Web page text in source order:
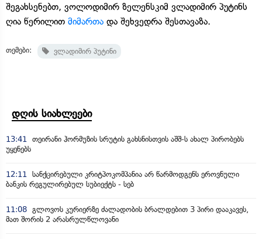
შეგახსენებთ, ვოლოდიმირ ზელენსკიმ ვლადიმირ პუტინს
ღია წერილით მიმართა და შეხვედრა შესთავაზა.
თემები: ვლადიმირ პუტინი
დღის სიახლეები
13:41
თეირანი ჰორმუზის სრუტის გახსნისთვის აშშ-ს ახალ პირობებს
უყენებს
12:11
სანქცირებული კრიტპოკომპანია არ წარმოდგენს ეროვნული
ბანკის რეგულირებულ სუბიექტს - სებ
11:08 გლოვოს კურიერზე ძალადობის ბრალდებით 3 პირი დააკავეს,
მათ შორის 2 არასრულწლოვანი